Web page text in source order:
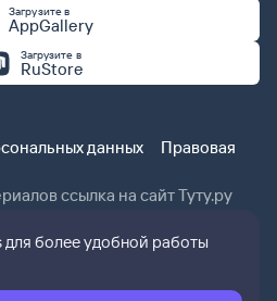
Загрузите в
AppGallery
Загрузите в
RuStore
данных
Правовая
ссылка на сайт Туту.ру
более удобной работы